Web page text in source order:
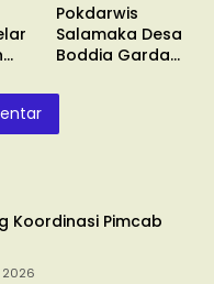
Pokdarwis
Salamaka Desa
Boddia Garda
Koordinasi Pimcab